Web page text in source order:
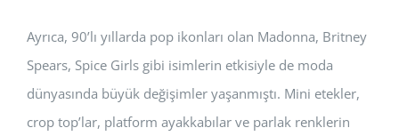
Ayrıca, 90’lı yıllarda pop ikonları olan Madonna, Britney
Spears, Spice Girls gibi isimlerin etkisiyle de moda
dünyasında büyük değişimler yaşanmıştı. Mini etekler,
crop top’lar, platform ayakkabılar ve parlak renklerin